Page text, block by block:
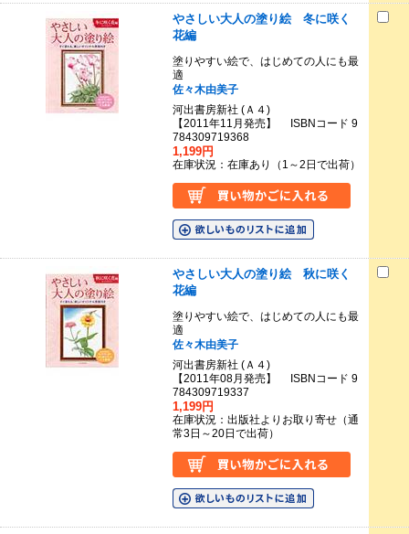
やさしい大人の塗り絵 冬に咲く
花編
塗りやすい絵で、はじめての人にも最
適
佐々木由美子
河出書房新社 (Ａ４)
【2011年11月発売】 ISBNコード 9
784309719368
1,199円
在庫状況：在庫あり（1～2日で出荷）
やさしい大人の塗り絵 秋に咲く
花編
塗りやすい絵で、はじめての人にも最
適
佐々木由美子
河出書房新社 (Ａ４)
【2011年08月発売】 ISBNコード 9
784309719337
1,199円
在庫状況：出版社よりお取り寄せ（通
常3日～20日で出荷）